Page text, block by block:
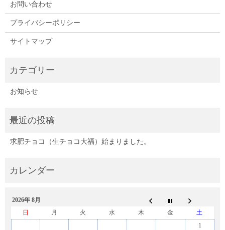
お問い合わせ
プライバシーポリシー
サイトマップ
お知らせ
求肥チョコ（生チョコ大福）始まりました。
2026年 8月
日
月 火 水 木 金
土
1